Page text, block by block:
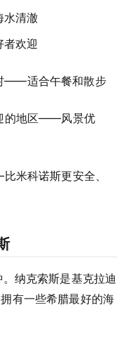
水清澈
者欢迎
——适合午餐和散步
的地区——风景优
米科诺斯更安全、
纳克索斯是基克拉迪
有一些希腊最好的海